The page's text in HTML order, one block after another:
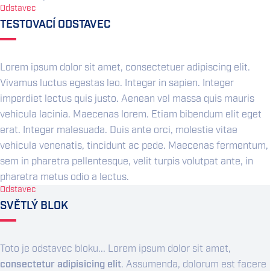
Odstavec
TESTOVACÍ ODSTAVEC
Lorem ipsum dolor sit amet, consectetuer adipiscing elit.
Vivamus luctus egestas leo. Integer in sapien. Integer
imperdiet lectus quis justo. Aenean vel massa quis mauris
vehicula lacinia. Maecenas lorem. Etiam bibendum elit eget
erat. Integer malesuada. Duis ante orci, molestie vitae
vehicula venenatis, tincidunt ac pede. Maecenas fermentum,
sem in pharetra pellentesque, velit turpis volutpat ante, in
pharetra metus odio a lectus.
Odstavec
SVĚTLÝ BLOK
Toto je odstavec bloku... Lorem ipsum dolor sit amet,
consectetur adipisicing elit. Assumenda, dolorum est facere